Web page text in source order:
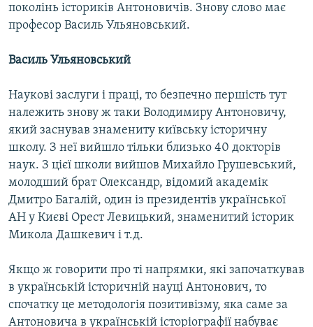
поколінь істориків Антоновичів. Знову слово має
професор Василь Ульяновський.
Василь Ульяновський
Наукові заслуги і праці, то безпечно першість тут
належить знову ж таки Володимиру Антоновичу,
який заснував знамениту київську історичну
школу. З неї вийшло тільки близько 40 докторів
наук. З цієї школи вийшов Михайло Грушевський,
молодший брат Олександр, відомий академік
Дмитро Багалій, один із президентів української
АН у Києві Орест Левицький, знаменитий історик
Микола Дашкевич і т.д.
Якщо ж говорити про ті напрямки, які започаткував
в українській історичній науці Антонович, то
спочатку це методологія позитивізму, яка саме за
Антоновича в українській історіографії набуває